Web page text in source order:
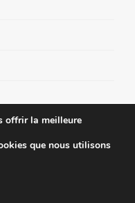
Magazine
offrir la meilleure
que nous utilisons